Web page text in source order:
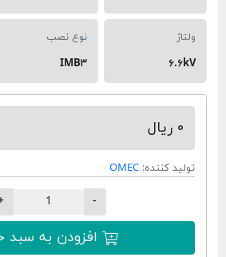
درجه حفاظت
OMEC
افزودن به سبد خرید